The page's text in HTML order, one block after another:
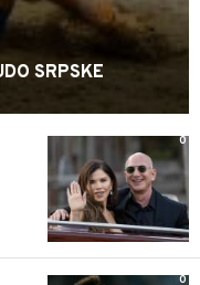
SRPSKE
0
0